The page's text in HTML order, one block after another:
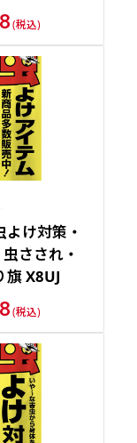
(税込)
よけ対策・
さされ・
旗 X8UJ
(税込)